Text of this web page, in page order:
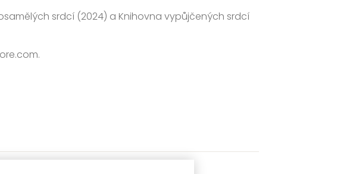
srdcí (2024) a Knihovna vypůjčených srdcí